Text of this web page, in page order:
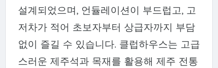
설계되었으며, 언듈레이션이 부드럽고, 고
저차가 적어 초보자부터 상급자까지 부담
없이 즐길 수 있습니다. 클럽하우스는 고급
스러운 제주석과 목재를 활용해 제주 전통